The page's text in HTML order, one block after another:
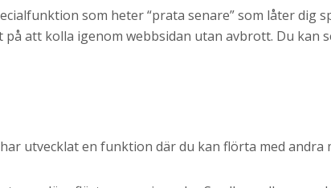
som heter “prata senare” som låter
att kolla igenom webbsidan utan avbrott. Du kan
utvecklat en funktion där du kan flörta med andra